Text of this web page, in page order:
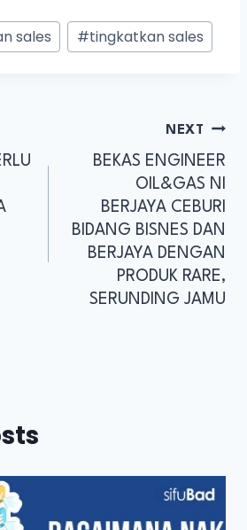
sales #tingkatkan sales
NEXT
BEKAS ENGINEER
OIL&GAS NI
BERJAYA CEBURI
BIDANG BISNES DAN
BERJAYA DENGAN
PRODUK RARE,
SERUNDING JAMU